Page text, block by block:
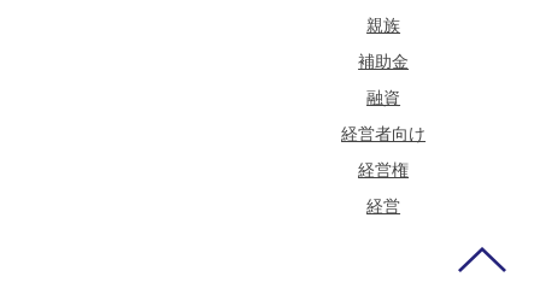
親族
補助金
融資
経営者向け
経営権
経営